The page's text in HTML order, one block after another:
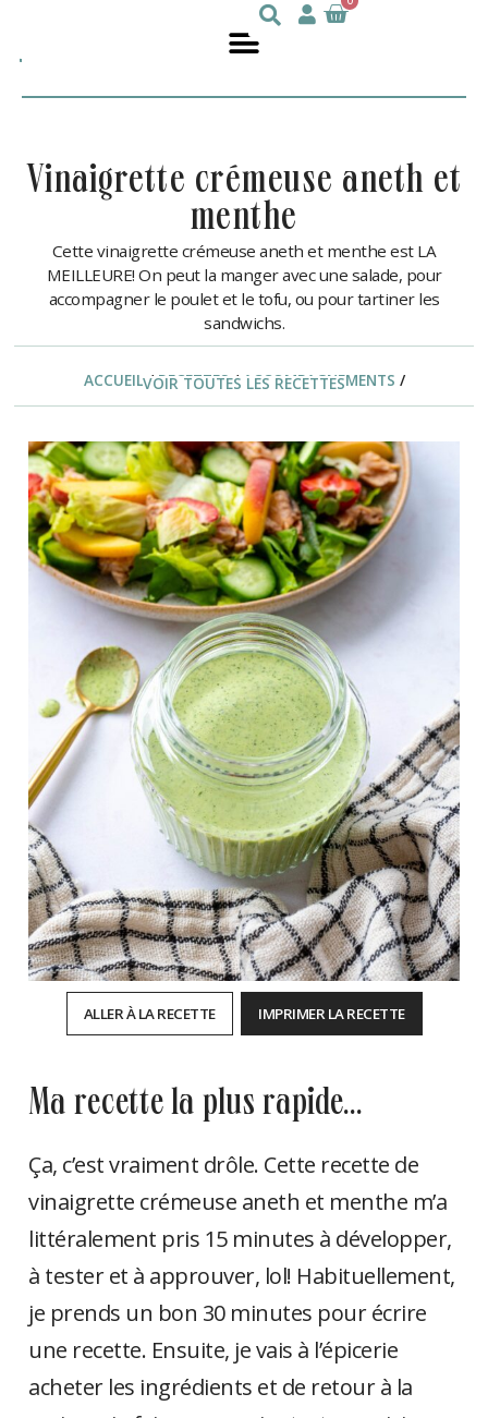
vinaigrette crémeuse aneth et
menthe
Cette vinaigrette crémeuse aneth et menthe est LA
MEILLEURE! On peut la manger avec une salade, pour
accompagner le poulet et le tofu, ou pour tartiner les
sandwichs.
ACCUEIL/RECETTES/ ACCOMPAGNEMENTS /
VOIR TOUTES LES RECETTES
ALLER À LA RECETTE IMPRIMER LA RECETTE
ma recette la plus rapide…
Ça, c’est vraiment drôle. Cette recette de
vinaigrette crémeuse aneth et menthe m’a
littéralement pris 15 minutes à développer,
à tester et à approuver, lol! Habituellement,
je prends un bon 30 minutes pour écrire
une recette. Ensuite, je vais à l’épicerie
acheter les ingrédients et de retour à la